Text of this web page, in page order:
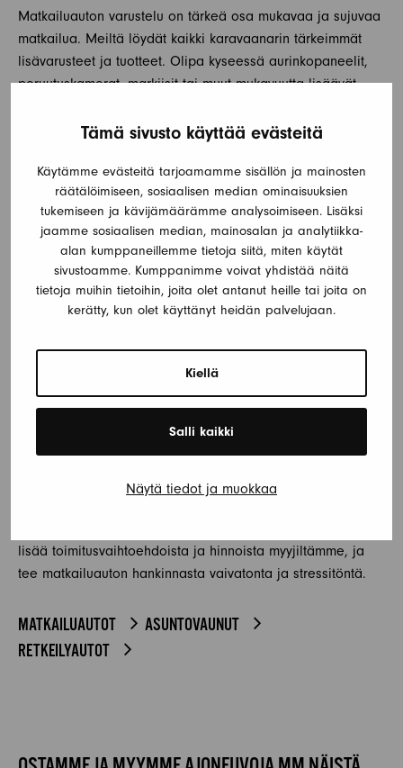
Tämä sivusto käyttää evästeitä
Käytämme evästeitä tarjoamamme sisällön ja mainosten
räätälöimiseen, sosiaalisen median ominaisuuksien
tukemiseen ja kävijämäärämme analysoimiseen. Lisäksi
jaamme sosiaalisen median, mainosalan ja analytiikka-
alan kumppaneillemme tietoja siitä, miten käytät
sivustoamme. Kumppanimme voivat yhdistää näitä
tietoja muihin tietoihin, joita olet antanut heille tai joita on
kerätty, kun olet käyttänyt heidän palvelujaan.
Kiellä
Salli kaikki
Näytä tiedot ja muokkaa
Matkailuauton varustelu on tärkeä osa mukavaa ja sujuvaa
matkailua. Meiltä löydät kaikki karavaanarin tärkeimmät
lisävarusteet ja tuotteet. Olipa kyseessä aurinkopaneelit,
peruutuskamerat, markiisit tai muut mukavuutta lisäävät
toimivuutta, vaan ne myös lisäävät turvallisuutta ja
mukavuutta. Voit tutustua lisävarustevalikoimaamme
verkkosivuillamme tai kysyä lisää myyjiltämme, jotka
auttavat sinua löytämään juuri sinulle sopivat tuotteet.
TOIMITUSPALVELUT KOKO SUOMEEN
Ymmärrämme, että matkailuauton hankinta voi olla suuri
päätös, ja haluamme tehdä siitä mahdollisimman helppoa.
Siksi tarjoamme uutena palveluna matkailuautojen ja
asuntovaunujen toimituksen suoraan kotiisi. Tämä
tarkoittaa, että voit aloittaa matkasi heti, kun ajoneuvo
saapuu perille.
lisää toimitusvaihtoehdoista ja hinnoista myyjiltämme, ja
tee matkailuauton hankinnasta vaivatonta ja stressitöntä.
MATKAILUAUTOT
ASUNTOVAUNUT
RETKEILYAUTOT